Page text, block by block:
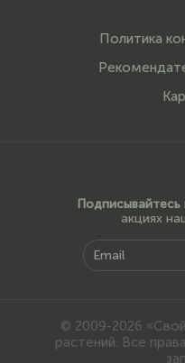
Политика
Подписывайтесь
акциях
© 2009-2026
растений. Все